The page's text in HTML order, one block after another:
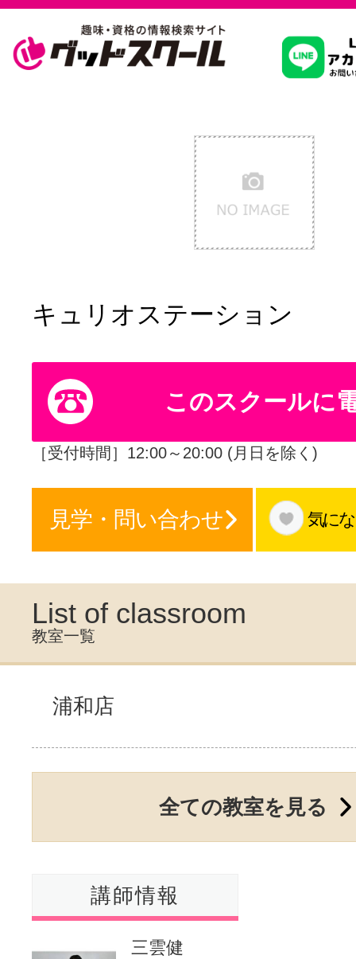
習いたいこ
スクールを
駅・路線か
通信講座を
やりたいこ
特集をみる
掲載のお問
サイトマッ
キュリオステーション
このスクールに
［受付時間］12:00～20:00 (月日を除く)
見学・問い合わせ 気に
List of classroom
教室一覧
浦和店
全ての教室を見る
講師情報
三雲健